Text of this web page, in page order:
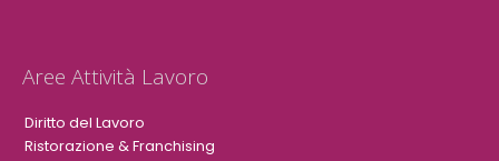
Aree Attività Lavoro
Diritto del Lavoro
Ristorazione & Franchising